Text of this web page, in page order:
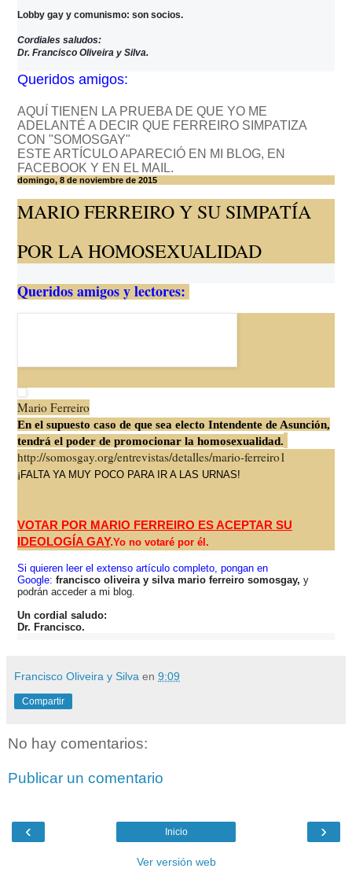
Lobby gay y comunismo: son socios.
Cordiales saludos:
Dr. Francisco Oliveira y Silva.
Queridos amigos:
AQUÍ TIENEN LA PRUEBA DE QUE YO ME
ADELANTÉ A DECIR QUE FERREIRO SIMPATIZA
CON "SOMOSGAY"
ESTE ARTÍCULO APARECIÓ EN MI BLOG, EN
FACEBOOK Y EN EL MAIL.
domingo, 8 de noviembre de 2015
MARIO FERREIRO Y SU SIMPATÍA
POR LA HOMOSEXUALIDAD
Queridos amigos y lectores:
Mario Ferreiro
En el supuesto caso de que sea electo Intendente de Asunción,
tendrá el poder de promocionar la homosexualidad.
http://somosgay.org/entrevistas/detalles/mario-ferreiro1
¡FALTA YA MUY POCO PARA IR A LAS URNAS!
VOTAR POR MARIO FERREIRO ES ACEPTAR SU
IDEOLOGÍA GAY.Yo no votaré por él.
Si quieren leer el extenso artículo completo, pongan en
Google: francisco oliveira y silva mario ferreiro somosgay, y
podrán acceder a mi blog.
Un cordial saludo:
Dr. Francisco.
Francisco Oliveira y Silva en 9:09
Compartir
No hay comentarios:
Publicar un comentario
‹ ›
Inicio
Ver versión web